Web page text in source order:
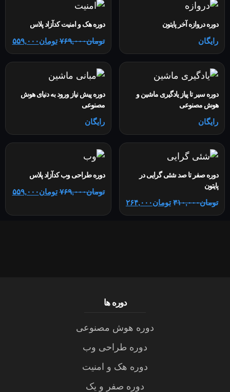
دوره دروازه آخر پایتون
رایگان
دوره هک و امنیت کدآزاد پلاس
تومان۷۶۹,۰۰۰ تومان۵۵۹,۰۰۰
دوره سیر تا پیاز یادگیری ماشین و
هوش مصنوعی
رایگان
دوره پیش نیاز ورود به دنیای هوش
مصنوعی
رایگان
دوره صفر تا صد شئی گرایی در
پایتون
تومان۳۱۰,۰۰۰ تومان۲۶۴,۰۰۰
دوره طراحی وب کدآزاد پلاس
تومان۷۶۹,۰۰۰ تومان۵۵۹,۰۰۰
دوره ها
دوره هوش مصنوعی
دوره طراحی وب
دوره هک و امنیت
دوره صفر و یک